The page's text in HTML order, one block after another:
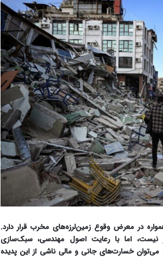
در معرض وقوع زمین‌لرزه‌های مخرب قرار دارد.
نیست، اما با رعایت اصول مهندسی، سبک‌سازی
خسارت‌های جانی و مالی ناشی از این پدیده